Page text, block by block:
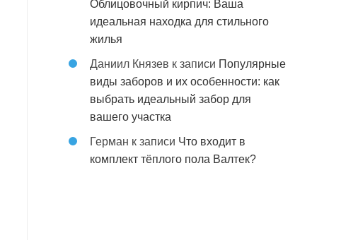
Облицовочный кирпич: Ваша
идеальная находка для стильного
жилья
Даниил Князев к записи Популярные
виды заборов и их особенности: как
выбрать идеальный забор для
вашего участка
Герман к записи Что входит в
комплект тёплого пола Валтек?